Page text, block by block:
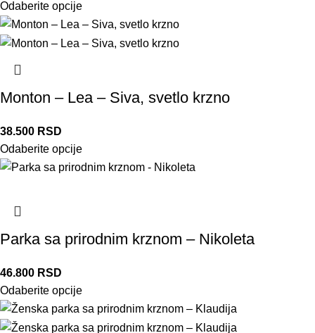
Odaberite opcije
Monton – Lea – Siva, svetlo krzno
38.500 RSD
Odaberite opcije
Parka sa prirodnim krznom – Nikoleta
46.800 RSD
Odaberite opcije